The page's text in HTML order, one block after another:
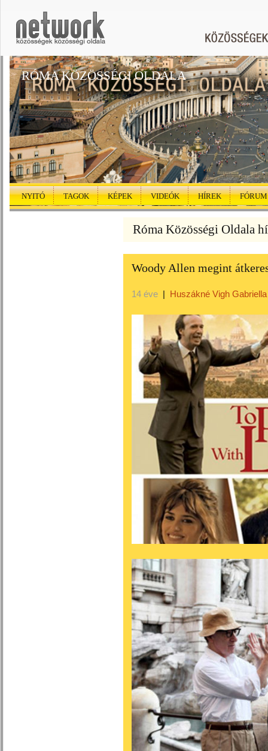
RÓMA KÖZÖSSÉGI OLDALA
NYITÓ TAGOK KÉPEK VIDEÓK HÍREK FÓRUM
Róma Közösségi Oldala
Woody Allen megint
14 éve | Huszákné Vigh Gabriella